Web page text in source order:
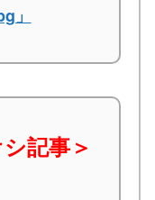
」
記事＞